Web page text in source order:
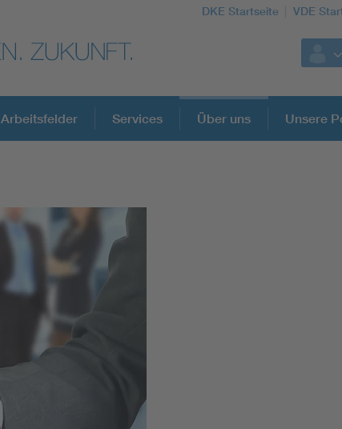
DKE Startseite VDE
Blitzschutz: DIN EN 62305 in der Übersicht
Circular Economy für mehr Ressourceneffizienz
Cybersecurity in der Industrieautomatisierung
Elektrofachkraft (EFK)
Arbeitsfelder Services Über uns Unsere